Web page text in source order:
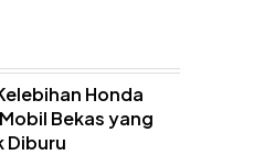
Honda
Bekas yang
Diburu